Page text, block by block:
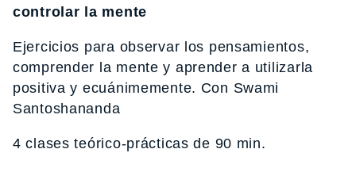
controlar la mente
Ejercicios para observar los pensamientos,
comprender la mente y aprender a utilizarla
positiva y ecuánimemente. Con Swami
Santoshananda
4 clases teórico-prácticas de 90 min.